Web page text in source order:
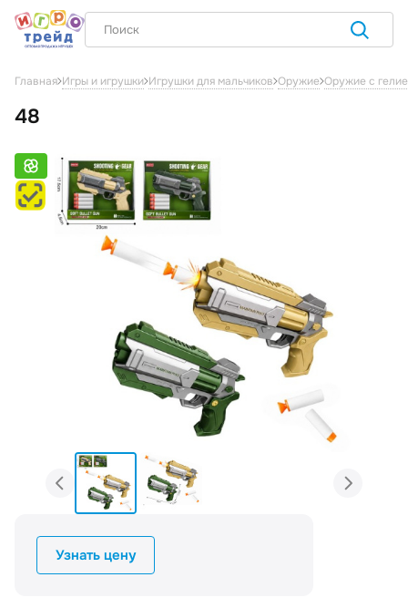
Главная Игры и игрушки Игрушки для мальчиков Оружие Оружие с
48
Узнать цену